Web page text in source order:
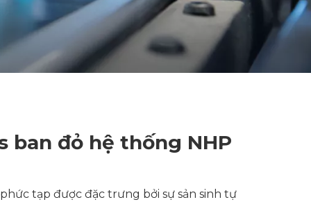
ban đỏ hệ thống NHP
tạp được đặc trưng bởi sự sản sinh tự